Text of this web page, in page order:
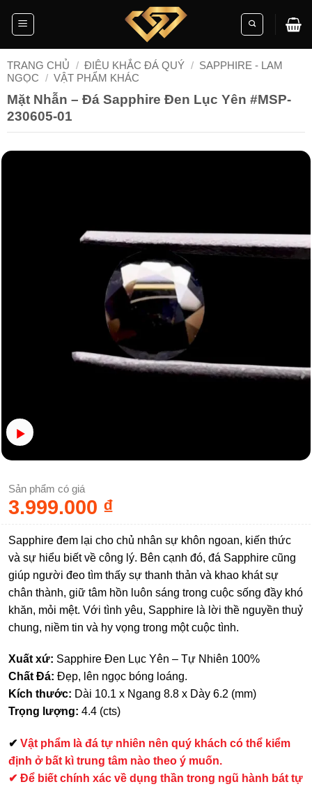
TRANG CHỦ / ĐIÊU KHẮC ĐÁ QUÝ / SAPPHIRE - LAM
NGỌC / VẬT PHẨM KHÁC
Mặt Nhẫn – Đá Sapphire Đen Lục Yên #MSP-
230605-01
Sản phẩm có giá
3.999.000 ₫
Sapphire đem lại cho chủ nhân sự khôn ngoan, kiến thức
và sự hiểu biết về công lý. Bên cạnh đó, đá Sapphire cũng
giúp người đeo tìm thấy sự thanh thản và khao khát sự
chân thành, giữ tâm hồn luôn sáng trong cuộc sống đầy khó
khăn, mỏi mệt. Với tình yêu, Sapphire là lời thề nguyền thuỷ
chung, niềm tin và hy vọng trong một cuộc tình.
Xuất xứ: Sapphire Đen Lục Yên – Tự Nhiên 100%
Chất Đá: Đẹp, lên ngọc bóng loáng.
Kích thước: Dài 10.1 x Ngang 8.8 x Dày 6.2 (mm)
Trọng lượng: 4.4 (cts)
✔ Vật phẩm là đá tự nhiên nên quý khách có thể kiểm
định ở bất kì trung tâm nào theo ý muốn.
✔ Để biết chính xác về dụng thần trong ngũ hành bát tự